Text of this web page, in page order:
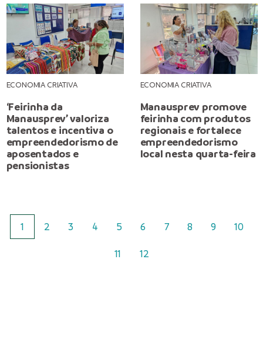
ECONOMIA CRIATIVA
‘Feirinha da
Manausprev’ valoriza
talentos e incentiva o
empreendedorismo de
aposentados e
pensionistas
ECONOMIA CRIATIVA
Manausprev promove
feirinha com produtos
regionais e fortalece
empreendedorismo
local nesta quarta-feira
1 2 3 4 5 6 7 8 9 10
11 12